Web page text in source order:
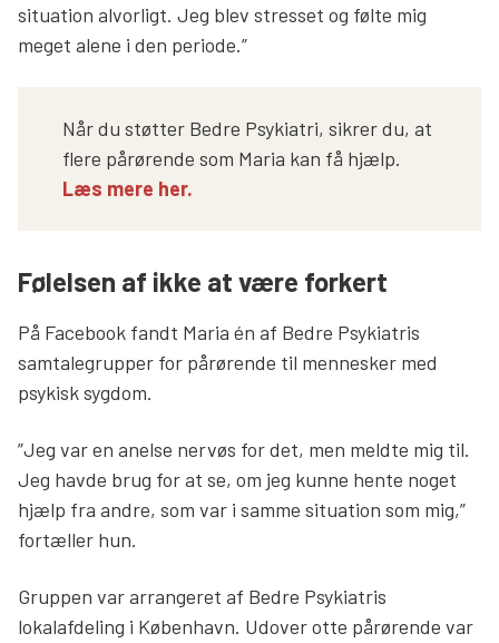
situation alvorligt. Jeg blev stresset og følte mig
meget alene i den periode.”
Når du støtter Bedre Psykiatri, sikrer du, at
flere pårørende som Maria kan få hjælp.
Læs mere her.
Følelsen af ikke at være forkert
På Facebook fandt Maria én af Bedre Psykiatris
samtalegrupper for pårørende til mennesker med
psykisk sygdom.
”Jeg var en anelse nervøs for det, men meldte mig til.
Jeg havde brug for at se, om jeg kunne hente noget
hjælp fra andre, som var i samme situation som mig,”
fortæller hun.
Gruppen var arrangeret af Bedre Psykiatris
lokalafdeling i København. Udover otte pårørende var